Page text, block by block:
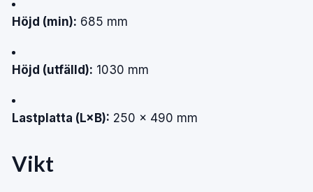
Höjd (min): 685 mm
Höjd (utfälld): 1030 mm
Lastplatta (L×B): 250 × 490 mm
Vikt